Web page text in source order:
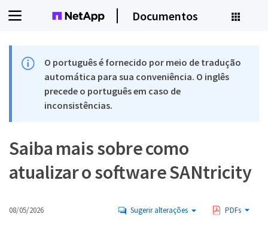
Documentos
O português é fornecido por meio de tradução
automática para sua conveniência. O inglês
precede o português em caso de
inconsistências.
Saiba mais sobre como
atualizar o software SANtricity
08/05/2026 Sugerir alterações PDFs